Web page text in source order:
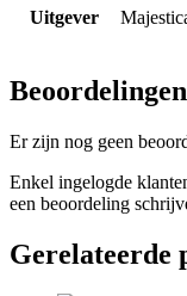
Uitgever
Beoordelingen
Er zijn nog geen
Enkel ingelogde
een beoordeling
Gerelateerde